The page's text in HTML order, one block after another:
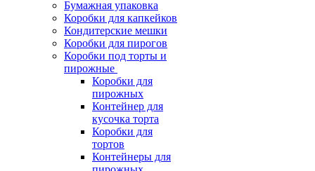
Бумажная упаковка
Коробки для капкейков
Кондитерские мешки
Коробки для пирогов
Коробки под торты и
пирожные
Коробки для
пирожных
Контейнер для
кусочка торта
Коробки для
тортов
Контейнеры для